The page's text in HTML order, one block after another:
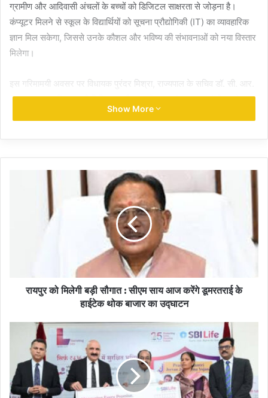
ग्रामीण और आदिवासी अंचलों के बच्चों को डिजिटल साक्षरता से जोड़ना है।
कंप्यूटर मिलने से स्कूल के विद्यार्थियों को सूचना प्रौद्योगिकी (IT) का व्यावहारिक
ज्ञान मिल सकेगा, जिससे उनके कौशल और भविष्य की संभावनाओं को नया विस्तार
मिलेगा।
इस गरिमामयी अवसर पर विधायक पुरंदर मिश्रा, राज्यपाल के सचिव डॉ. सी. आर.
प्रसन्ना, उप सचिव सुश्री निधि साहू और स्वामी आत्मानंद स्कूल, मांझीगुडा के
प्राचार्य विशेष रूप से उपस्थित रहे।
Show More
रायपुर को मिलेगी बड़ी सौगात : सीएम साय आज करेंगे डूमरतराई के
हाईटेक थोक बाजार का उद्घाटन